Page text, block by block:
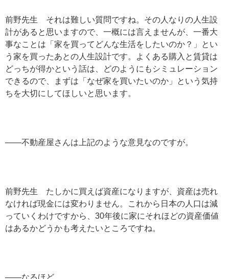
前野先生 それは難しい質問ですね。その人なりの人生設
計があると思いますので、一概には言えませんが、一番大
事なことは「家を買ってどんな生活をしたいのか？」とい
う家を買ったあとの人生設計です。よくある購入と賃貸は
どっちが得かという話は、どのようにもシミュレーション
できるので、まずは「なぜ家を買いたいのか」という気持
ちを大切にしてほしいと思います。
——不動産屋さんは上記のような意見なのですが。
前野先生 たしかに買えば資産になりますが、資産は売れ
なければ現金には変わりません。これから日本の人口は減
っていくわけですから、30年後に家にそれほどの資産価値
はあるかどうかも考えたいところですね。
——なるほど。